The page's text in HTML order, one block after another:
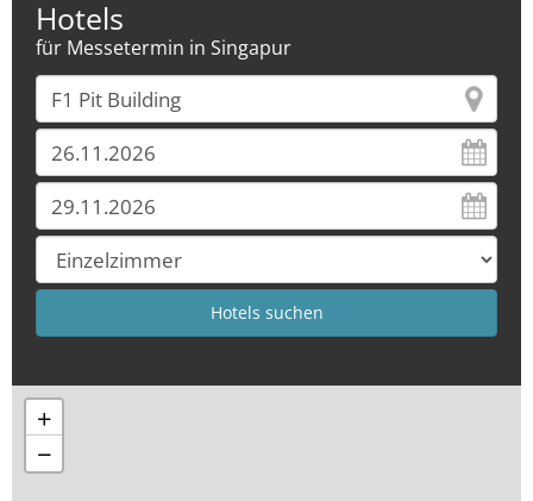
Hotels
für Messetermin in Singapur
+
−